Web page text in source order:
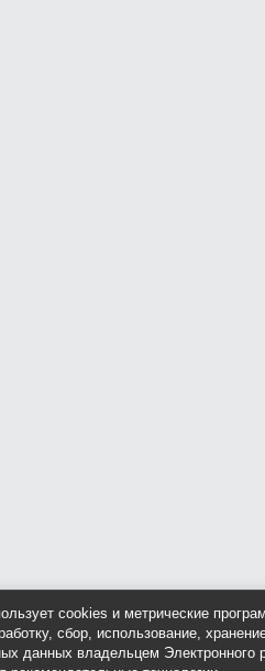
cookies и метрические
сбор, использование,
данных владельцем Электронного